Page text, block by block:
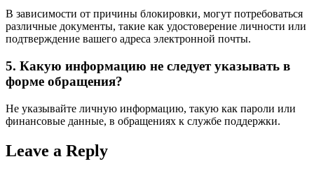
В зависимости от причины блокировки, могут потребоваться
различные документы, такие как удостоверение личности или
подтверждение вашего адреса электронной почты.
5. Какую информацию не следует указывать в
форме обращения?
Не указывайте личную информацию, такую как пароли или
финансовые данные, в обращениях к службе поддержки.
Leave a Reply